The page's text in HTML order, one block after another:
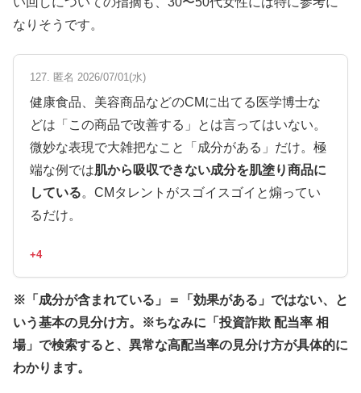
なりそうです。
127. 匿名 2026/07/01(水)
健康食品、美容商品などのCMに出てる医学博士な
どは「この商品で改善する」とは言ってはいない。
微妙な表現で大雑把なこと「成分がある」だけ。極
端な例では肌から吸収できない成分を肌塗り商品に
している。CMタレントがスゴイスゴイと煽ってい
るだけ。
+4
※「成分が含まれている」＝「効果がある」ではない、と
いう基本の見分け方。※ちなみに「投資詐欺 配当率 相
場」で検索すると、異常な高配当率の見分け方が具体的に
わかります。